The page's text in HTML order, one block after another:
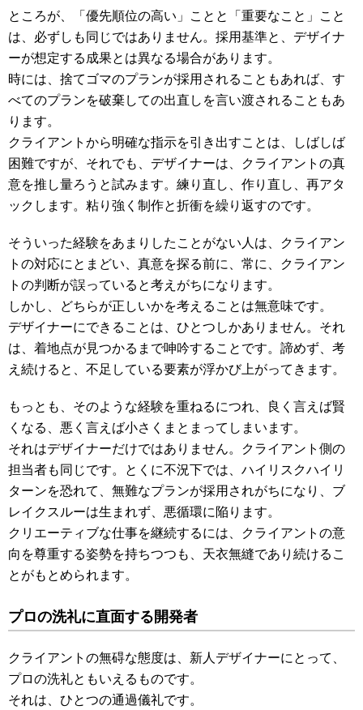
ところが、「優先順位の高い」ことと「重要なこと」こと
は、必ずしも同じではありません。採用基準と、デザイナ
ーが想定する成果とは異なる場合があります。
時には、捨てゴマのプランが採用されることもあれば、す
べてのプランを破棄しての出直しを言い渡されることもあ
ります。
クライアントから明確な指示を引き出すことは、しばしば
困難ですが、それでも、デザイナーは、クライアントの真
意を推し量ろうと試みます。練り直し、作り直し、再アタ
ックします。粘り強く制作と折衝を繰り返すのです。
そういった経験をあまりしたことがない人は、クライアン
トの対応にとまどい、真意を探る前に、常に、クライアン
トの判断が誤っていると考えがちになります。
しかし、どちらが正しいかを考えることは無意味です。
デザイナーにできることは、ひとつしかありません。それ
は、着地点が見つかるまで呻吟することです。諦めず、考
え続けると、不足している要素が浮かび上がってきます。
もっとも、そのような経験を重ねるにつれ、良く言えば賢
くなる、悪く言えば小さくまとまってしまいます。
それはデザイナーだけではありません。クライアント側の
担当者も同じです。とくに不況下では、ハイリスクハイリ
ターンを恐れて、無難なプランが採用されがちになり、ブ
レイクスルーは生まれず、悪循環に陥ります。
クリエーティブな仕事を継続するには、クライアントの意
向を尊重する姿勢を持ちつつも、天衣無縫であり続けるこ
とがもとめられます。
プロの洗礼に直面する開発者
クライアントの無碍な態度は、新人デザイナーにとって、
プロの洗礼ともいえるものです。
それは、ひとつの通過儀礼です。